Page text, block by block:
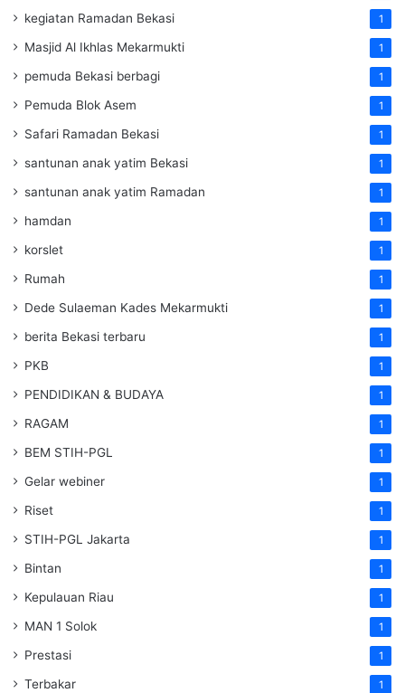
kegiatan Ramadan Bekasi 1
Masjid Al Ikhlas Mekarmukti 1
pemuda Bekasi berbagi 1
Pemuda Blok Asem 1
Safari Ramadan Bekasi 1
santunan anak yatim Bekasi 1
santunan anak yatim Ramadan 1
hamdan 1
korslet 1
Rumah 1
Dede Sulaeman Kades Mekarmukti 1
berita Bekasi terbaru 1
PKB 1
PENDIDIKAN & BUDAYA 1
RAGAM 1
BEM STIH-PGL 1
Gelar webiner 1
Riset 1
STIH-PGL Jakarta 1
Bintan 1
Kepulauan Riau 1
MAN 1 Solok 1
Prestasi 1
Terbakar 1